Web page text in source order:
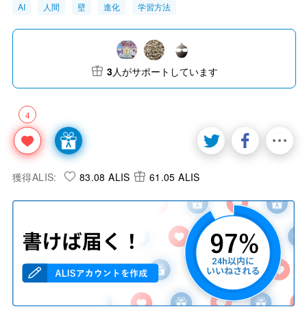
AI 人間 壁 進化 学習方法
4
3人がサポートしています
獲得ALIS: 83.08 ALIS 61.05 ALIS